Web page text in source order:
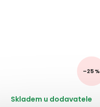
–25 %
Skladem u dodavatele